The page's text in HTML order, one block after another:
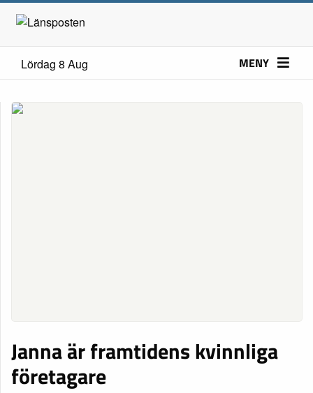
Lördag 8 Aug MENY
Janna är framtidens kvinnliga
företagare